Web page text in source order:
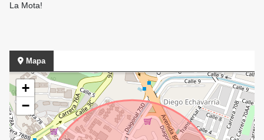
La Mota!
Mapa
+
−